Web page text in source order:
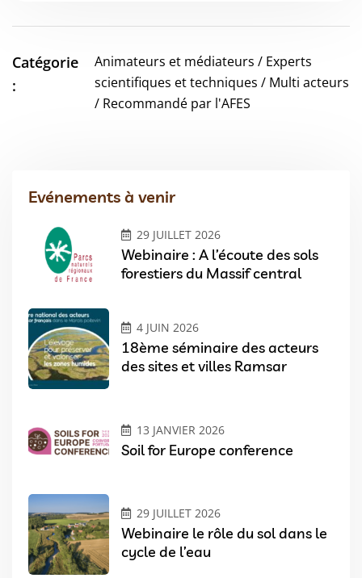
Catégorie
:
Animateurs et médiateurs / Experts
scientifiques et techniques / Multi acteurs
/ Recommandé par l'AFES
Evénements à venir
29 JUILLET 2026
Webinaire : A l’écoute des sols
forestiers du Massif central
4 JUIN 2026
18ème séminaire des acteurs
des sites et villes Ramsar
13 JANVIER 2026
Soil for Europe conference
29 JUILLET 2026
Webinaire le rôle du sol dans le
cycle de l’eau